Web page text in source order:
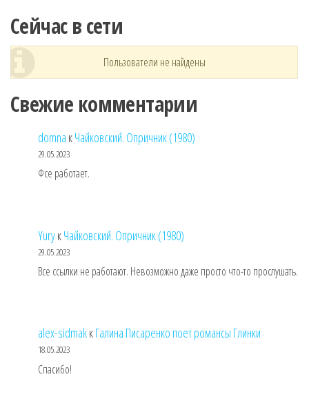
Сейчас в сети
Пользователи не найдены
Свежие комментарии
domna кЧайковский. Опричник (1980)
29.05.2023
Фсе работает.
YuryкЧайковский. Опричник (1980)
29.05.2023
Все ссылки не работают. Невозможно даже просто что-то прослушать.
alex-sidmakкГалина Писаренко поет романсы Глинки
18.05.2023
Спасибо!